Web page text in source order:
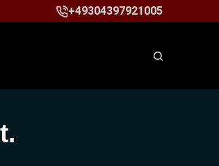
+49304397921005